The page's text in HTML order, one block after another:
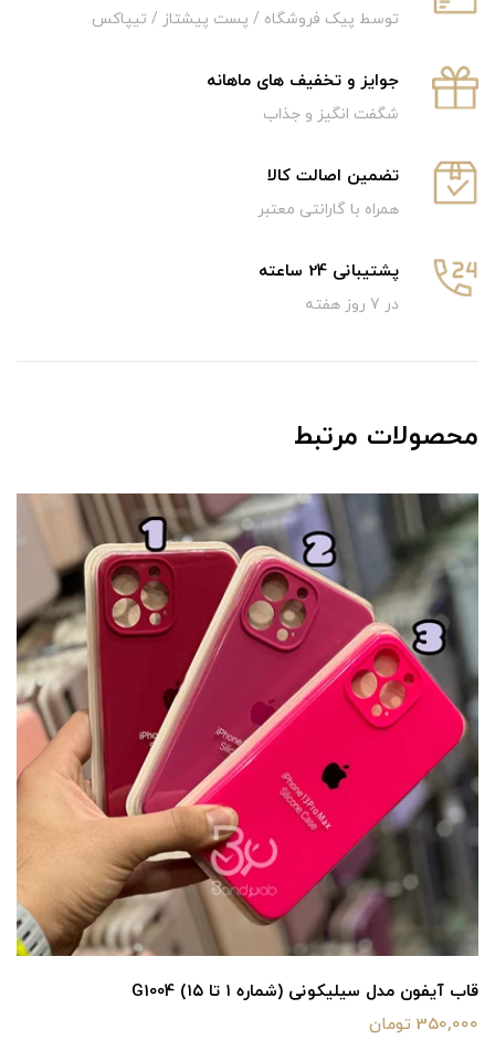
توسط پیک فروشگاه / پست پیشتاز / تیپاکس
جوایز و تخفیف های ماهانه
شگفت انگیز و جذاب
تضمین اصالت کالا
همراه با گارانتی معتبر
پشتیبانی 24 ساعته
در 7 روز هفته
محصولات مرتبط
قاب آیفون مدل سیلیکونی (شماره ۱ تا ۱۵) G1004
350,000 تومان